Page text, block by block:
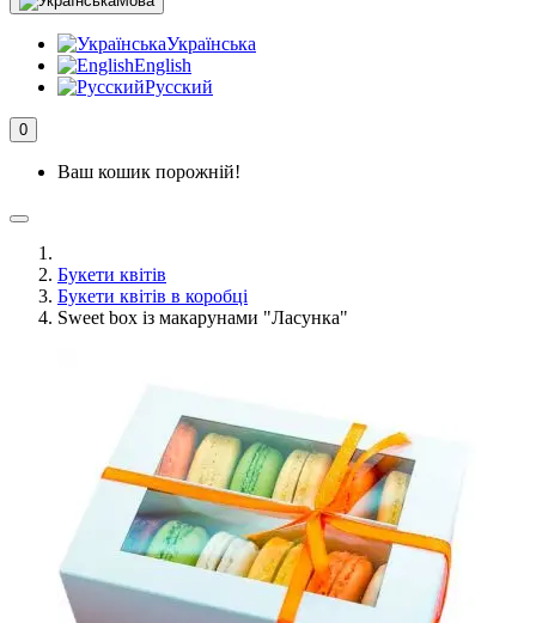
Українська
English
Русский
0
Ваш кошик порожній!
Букети квітів
Букети квітів в коробці
Sweet box із макарунами "Ласунка"